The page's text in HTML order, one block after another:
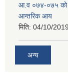
आ.व ०७४-०७५ को
आन्तरिक आय
मिति: 04/10/
अन्य